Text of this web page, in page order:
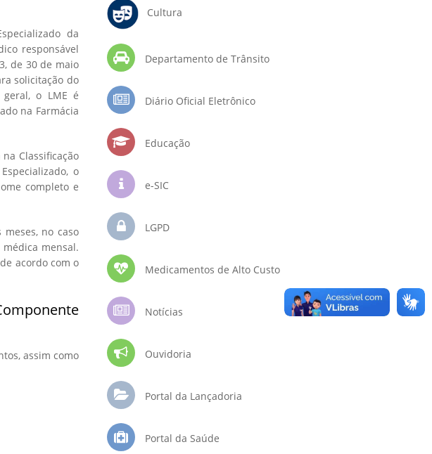
da
responsável
de 30 de maio
solicitação do
o LME é
na Farmácia
Classificação
o
completo e
no caso
mensal.
acordo com o
assim como
Cultura
Departamento de Trânsito
Diário Oficial Eletrônico
Educação
e-SIC
LGPD
Medicamentos de Alto Custo
Notícias
Ouvidoria
Portal da Lançadoria
Portal da Saúde